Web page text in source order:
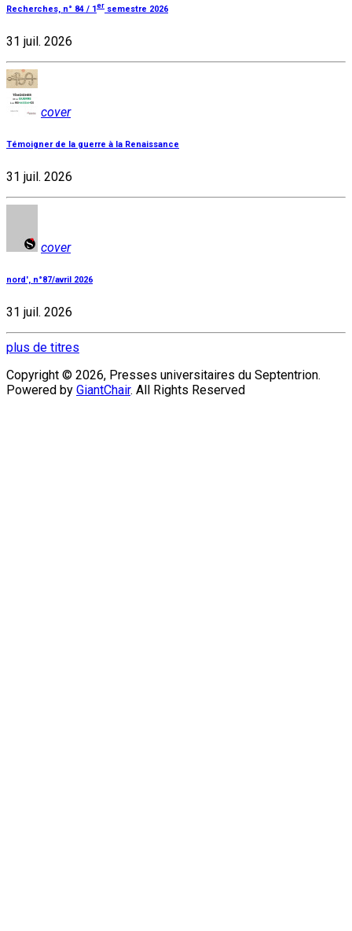
Recherches, n° 84 / 1er semestre 2026
31 juil. 2026
cover
Témoigner de la guerre à la Renaissance
31 juil. 2026
cover
nord', n°87/avril 2026
31 juil. 2026
plus de titres
Copyright © 2026, Presses universitaires du Septentrion.
Powered by GiantChair. All Rights Reserved